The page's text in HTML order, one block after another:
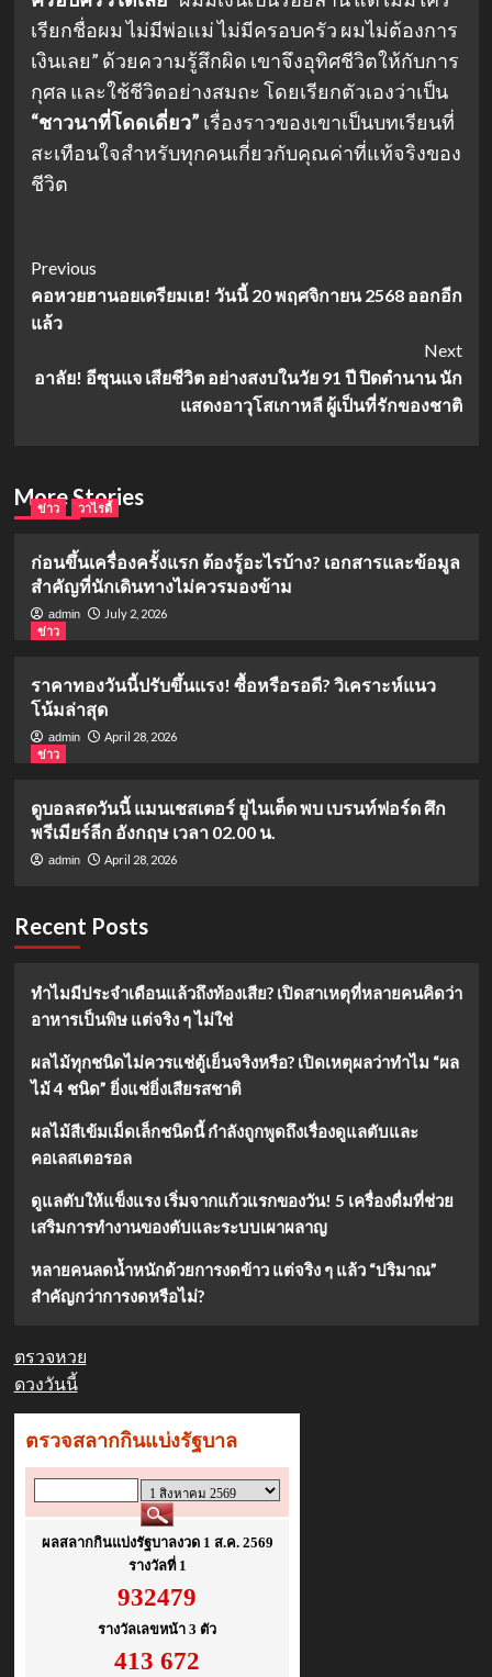
เรียกชื่อผม ไม่มีพ่อแม่ ไม่มีครอบครัว ผมไม่ต้องการ
เงินเลย” ด้วยความรู้สึกผิด เขาจึงอุทิศชีวิตให้กับการ
กุศล และใช้ชีวิตอย่างสมถะ โดยเรียกตัวเองว่าเป็น
“ชาวนาที่โดดเดี่ยว” เรื่องราวของเขาเป็นบทเรียนที่
สะเทือนใจสำหรับทุกคนเกี่ยวกับคุณค่าที่แท้จริงของ
ชีวิต
Post
Navigation
Previous
คอหวยฮานอยเตรียมเฮ! วันนี้ 20 พฤศจิกายน 2568 ออกอีก
แล้ว
Next
อาลัย! อีซุนแจ เสียชีวิต อย่างสงบในวัย 91 ปี ปิดตำนาน นัก
แสดงอาวุโสเกาหลี ผู้เป็นที่รักของชาติ
More Stories
ข่าว วาไรตี้
ก่อนขึ้นเครื่องครั้งแรก ต้องรู้อะไรบ้าง? เอกสารและข้อมูล
สำคัญที่นักเดินทางไม่ควรมองข้าม
admin
July 2, 2026
ข่าว
ราคาทองวันนี้ปรับขึ้นแรง! ซื้อหรือรอดี? วิเคราะห์แนว
โน้มล่าสุด
admin
April 28, 2026
ข่าว
ดูบอลสดวันนี้ แมนเชสเตอร์ ยูไนเต็ด พบ เบรนท์ฟอร์ด ศึก
พรีเมียร์ลีก อังกฤษ เวลา 02.00 น.
admin April 28, 2026
Recent Posts
ทำไมมีประจำเดือนแล้วถึงท้องเสีย? เปิดสาเหตุที่หลายคนคิดว่า
อาหารเป็นพิษ แต่จริง ๆ ไม่ใช่
ผลไม้ทุกชนิดไม่ควรแช่ตู้เย็นจริงหรือ? เปิดเหตุผลว่าทำไม “ผล
ไม้ 4 ชนิด” ยิ่งแช่ยิ่งเสียรสชาติ
ผลไม้สีเข้มเม็ดเล็กชนิดนี้ กำลังถูกพูดถึงเรื่องดูแลตับและ
คอเลสเตอรอล
ดูแลตับให้แข็งแรง เริ่มจากแก้วแรกของวัน! 5 เครื่องดื่มที่ช่วย
เสริมการทำงานของตับและระบบเผาผลาญ
หลายคนลดน้ำหนักด้วยการงดข้าว แต่จริง ๆ แล้ว “ปริมาณ”
สำคัญกว่าการงดหรือไม่?
ตรวจหวย
ดวงวันนี้